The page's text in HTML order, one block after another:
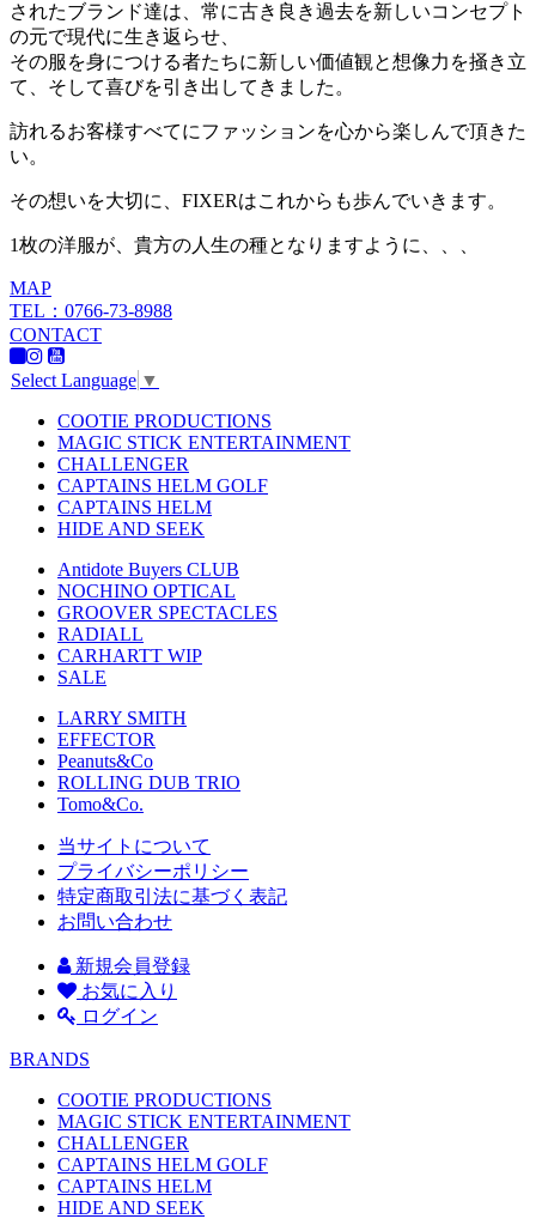
されたブランド達は、常に古き良き過去を新しいコンセプト
の元で現代に生き返らせ、
その服を身につける者たちに新しい価値観と想像力を掻き立
て、そして喜びを引き出してきました。
訪れるお客様すべてにファッションを心から楽しんで頂きた
い。
その想いを大切に、FIXERはこれからも歩んでいきます。
1枚の洋服が、貴方の人生の種となりますように、、、
MAP
TEL：0766-73-8988
CONTACT
Select Language ▼
COOTIE PRODUCTIONS
MAGIC STICK ENTERTAINMENT
CHALLENGER
CAPTAINS HELM GOLF
CAPTAINS HELM
HIDE AND SEEK
Antidote Buyers CLUB
NOCHINO OPTICAL
GROOVER SPECTACLES
RADIALL
CARHARTT WIP
SALE
LARRY SMITH
EFFECTOR
Peanuts&Co
ROLLING DUB TRIO
Tomo&Co.
当サイトについて
プライバシーポリシー
特定商取引法に基づく表記
お問い合わせ
新規会員登録
お気に入り
ログイン
BRANDS
COOTIE PRODUCTIONS
MAGIC STICK ENTERTAINMENT
CHALLENGER
CAPTAINS HELM GOLF
CAPTAINS HELM
HIDE AND SEEK